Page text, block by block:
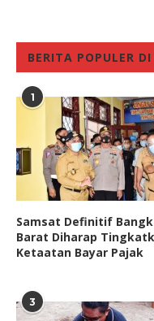
BERITA POPULER
1
Samsat Definitif
Barat Diharap
Ketaatan Bayar Pajak
3